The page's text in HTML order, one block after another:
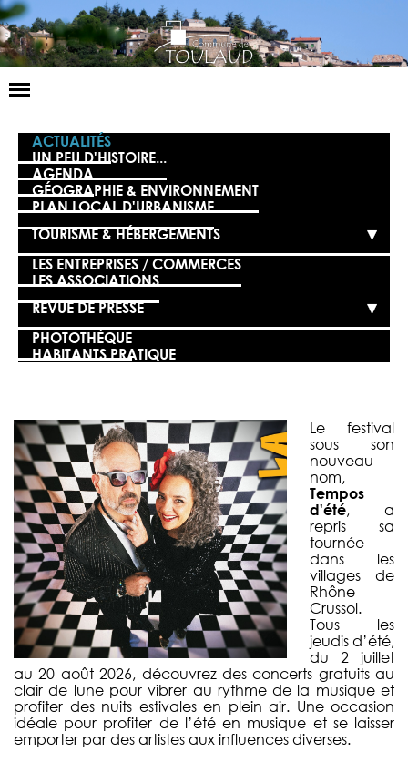
Basculer
LA MAIRIE
NOS SERVICES
LA VIE LOCALE
VOS DÉMARCHES
CONTACT
ACTUALITÉS
UN PEU D'HISTOIRE...
AGENDA
GÉOGRAPHIE & ENVIRONNEMENT
PLAN LOCAL D'URBANISME
TOURISME & HÉBERGEMENTS
LES ENTREPRISES / COMMERCES
LES ASSOCIATIONS
REVUE DE PRESSE
PHOTOTHÈQUE
HABITANTS PRATIQUE
Le festival
sous son
nouveau
nom,
Tempos
d'été, a
repris sa
tournée
dans les
villages de
Rhône
Crussol.
Tous les
jeudis d’été,
du 2 juillet
au 20 août 2026, découvrez des concerts gratuits au
clair de lune pour vibrer au rythme de la musique et
profiter des nuits estivales en plein air. Une occasion
idéale pour profiter de l’été en musique et se laisser
emporter par des artistes aux influences diverses.